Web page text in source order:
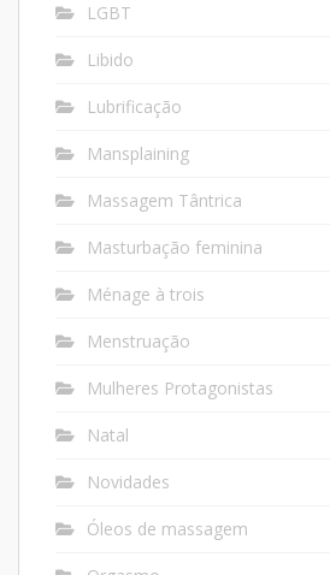
LGBT
Libido
Lubrificação
Mansplaining
Massagem Tântrica
Masturbação feminina
Ménage à trois
Menstruação
Mulheres Protagonistas
Natal
Novidades
Óleos de massagem